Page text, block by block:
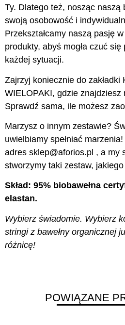
Ty. Dlatego też, nosząc naszą
swoją osobowość i
Przekształcamy naszą pasję
produkty, abyś mogła czuć
każdej sytuacji.
Zajrzyj koniecznie do zakładki
WIELOPAKI, gdzie znajdziesz
Sprawdź sama, ile możesz
Marzysz o innym zestawie?
uwielbiamy spełniać
adres sklep@aforios.pl , a my
stworzymy taki zestaw,
Skład: 95% biobawełna
elastan.
Wybierz świadomie. Wybierz
stringi z bawełny organicznej
różnicę!
POWIĄZANE